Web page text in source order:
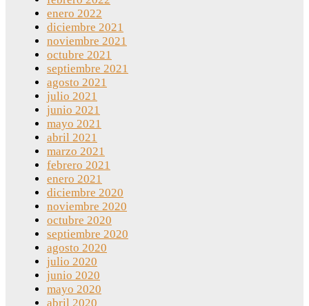
enero 2022
diciembre 2021
noviembre 2021
octubre 2021
septiembre 2021
agosto 2021
julio 2021
junio 2021
mayo 2021
abril 2021
marzo 2021
febrero 2021
enero 2021
diciembre 2020
noviembre 2020
octubre 2020
septiembre 2020
agosto 2020
julio 2020
junio 2020
mayo 2020
abril 2020